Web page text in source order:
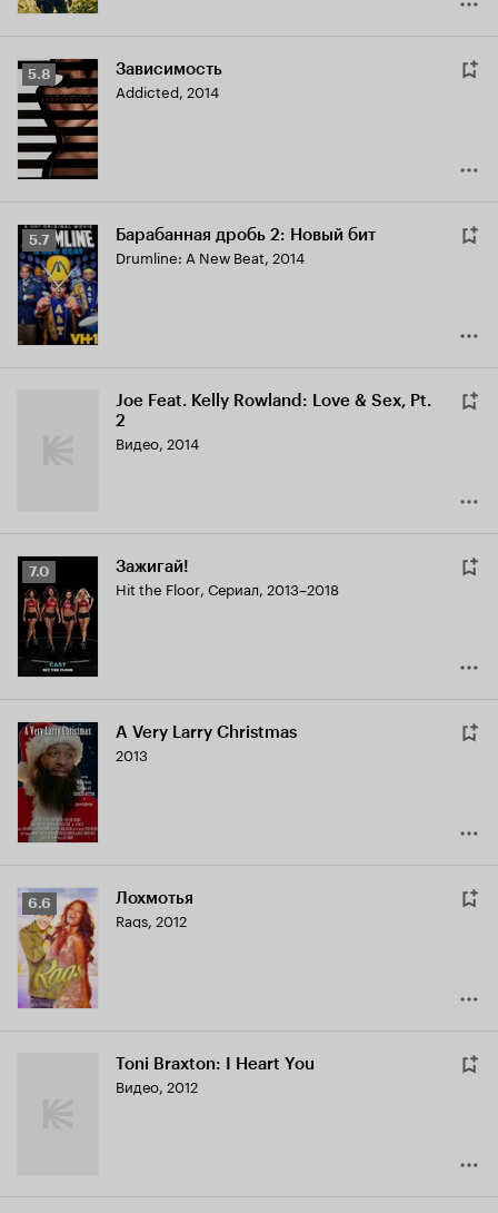
Рейтинг
Кинопоиска
5.8
5.8 Зависимость
Addicted, 2014
Рейтинг
Кинопоиска
5.7
5.7 Барабанная дробь 2: Новый бит
Drumline: A New Beat, 2014
Joe Feat. Kelly Rowland: Love & Sex, Pt.
2
Видео, 2014
Рейтинг
Кинопоиска
7.0
7.0 Зажигай!
Hit the Floor, Сериал, 2013–2018
A Very Larry Christmas
2013
Рейтинг
Кинопоиска
6.6
6.6 Лохмотья
Rags, 2012
Toni Braxton: I Heart You
Видео, 2012